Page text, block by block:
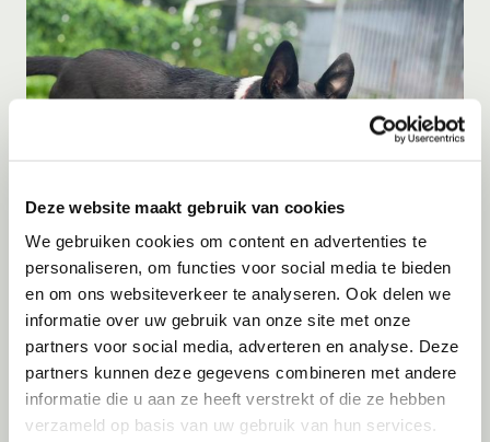
Deze website maakt gebruik van cookies
We gebruiken cookies om content en advertenties te
personaliseren, om functies voor social media te bieden
en om ons websiteverkeer te analyseren. Ook delen we
informatie over uw gebruik van onze site met onze
partners voor social media, adverteren en analyse. Deze
partners kunnen deze gegevens combineren met andere
informatie die u aan ze heeft verstrekt of die ze hebben
verzameld op basis van uw gebruik van hun services.
Adoptie08-08-2026
Milka